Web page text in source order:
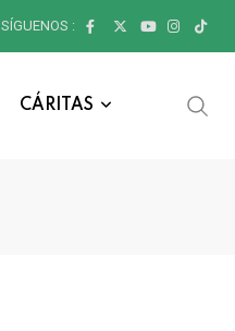
SÍGUENOS :
CÁRITAS